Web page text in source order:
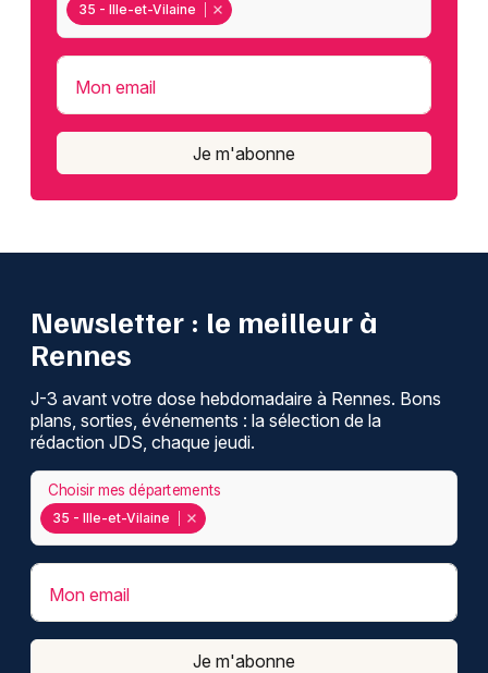
35 - Ille-et-Vilaine
Mon email
Je m'abonne
Newsletter : le meilleur à
Rennes
J-3 avant votre dose hebdomadaire à Rennes. Bons
plans, sorties, événements : la sélection de la
rédaction JDS, chaque jeudi.
35 - Ille-et-Vilaine
Choisir mes départements
Mon email
Je m'abonne